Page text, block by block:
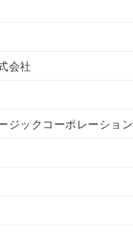
会社
ジックコーポレーション